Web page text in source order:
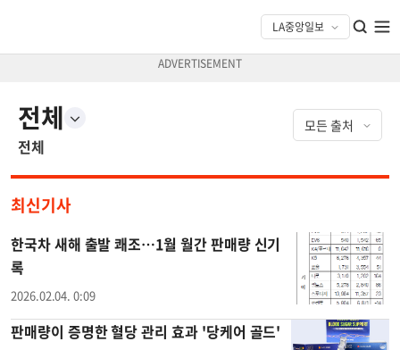
전체
전체
최신기사
한국차 새해 출발 쾌조…1월 월간 판매량 신기
록
2026.02.04. 0:09
판매량이 증명한 혈당 관리 효과 '당케어 골드'